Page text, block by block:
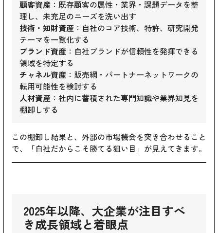
顧客資産 ：既存顧客の属性・業界・課題データを整
理し、未充足のニーズを洗い出す
技術・知財資産 ：自社のコア技術、特許、研究開発
テーマを一覧化する
ブランド資産 ：自社ブランドが信頼性を発揮できる
領域を特定する
チャネル資産 ：販売網・パートナーネットワークの
転用可能性を検討する
人材資産 ：社内に蓄積された専門知識や業界知見を
棚卸しする
この棚卸し結果と、外部の市場機会を突き合わせること
で、「自社だからこそ勝てる狙い目」が見えてきます。
2025年以降、大企業が注目すべ
き成長領域と着眼点